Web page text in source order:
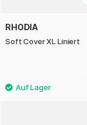
RHODIA
Soft Cover XL Liniert